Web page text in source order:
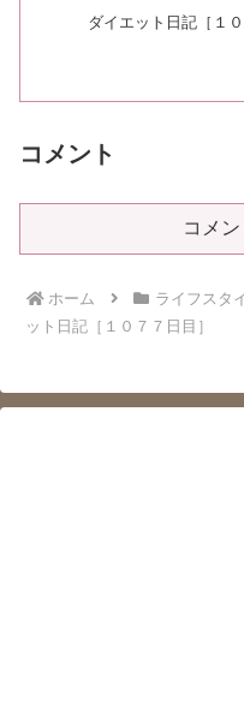
ダイエット日記［１０
コメント
コメ
ホーム ライフスタ
ット日記［１０７７日目］